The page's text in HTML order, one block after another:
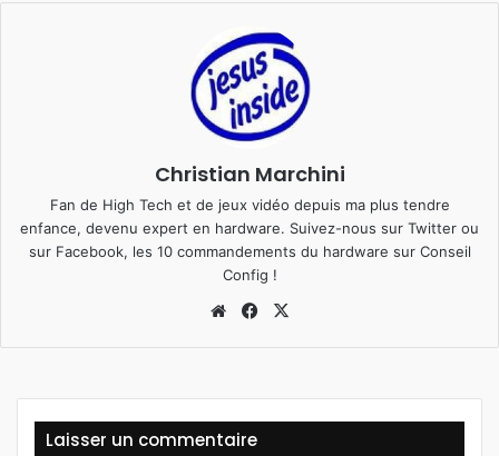
Christian Marchini
Fan de High Tech et de jeux vidéo depuis ma plus tendre
enfance, devenu expert en hardware. Suivez-nous sur Twitter ou
sur Facebook, les 10 commandements du hardware sur Conseil
Config !
We
Fa
Laisser un commentaire